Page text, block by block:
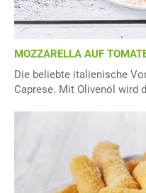
MOZZARELLA AUF
Die beliebte italienische
Caprese. Mit Olivenöl wird